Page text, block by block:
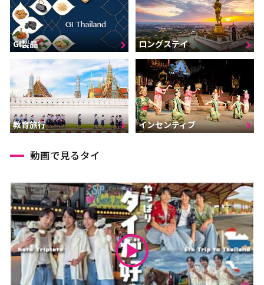
GI製品 ロングステイ
教育旅行 インセンティブ
動画で見るタイ